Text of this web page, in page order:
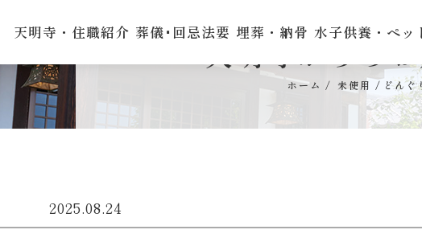
天明寺・住職紹介 葬儀･回忌法要 埋葬・納骨 水子供養・ペッ
天明寺からの
ホーム 未使用 どんぐ
2025.08.24